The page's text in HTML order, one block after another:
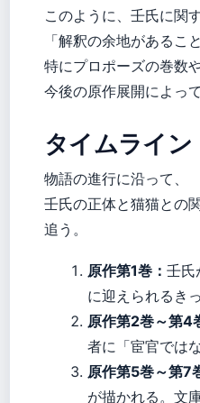
このように、壬氏に関
「解釈の余地があるこ
特にプロポーズの巻数
今後の原作展開によっ
タイムライ
物語の進行に沿って、
壬氏の正体と猫猫との
追う。
原作第1巻： 壬氏
に迎えられるき
原作第2巻～第4
者に「宦官では
原作第5巻～第7
が描かれる。文